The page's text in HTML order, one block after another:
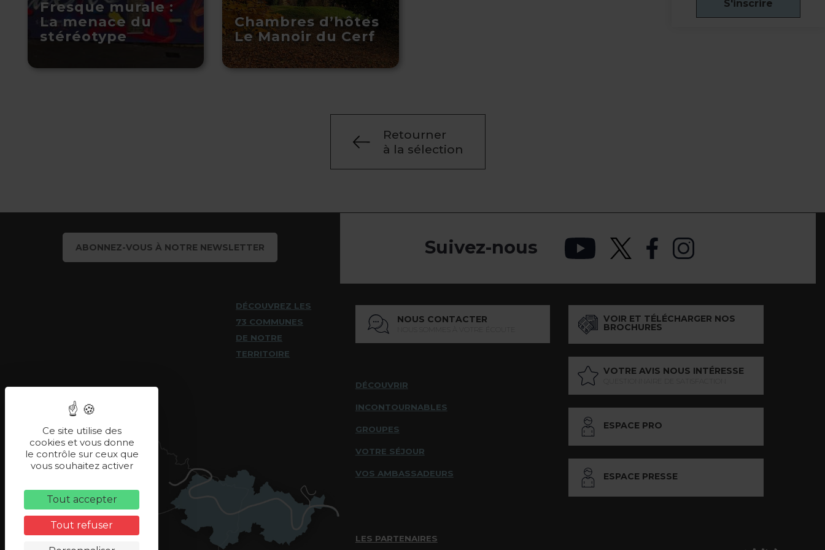
Fresque murale :
La menace du
stéréotype
Chambres d’hôtes
Le Manoir du Cerf
Retourner
à la sélection
S'inscrire
ABONNEZ-VOUS À NOTRE NEWSLETTER
DÉCOUVREZ LES
73 COMMUNES
DE NOTRE
TERRITOIRE
Suivez-nous
NOUS CONTACTER
DÉCOUVRIR
INCONTOURNABLES
GROUPES
VOTRE SÉJOUR
VOS AMBASSADEURS
VOIR ET TÉLÉCHARGER NOS
BROCHURES
VOTRE AVIS NOUS INTÉRESSE
ESPACE PRO
ESPACE PRESSE
LES PARTENAIRES
Ce site utilise des
cookies et vous donne
le contrôle sur ceux que
vous souhaitez activer
Tout accepter
Tout refuser